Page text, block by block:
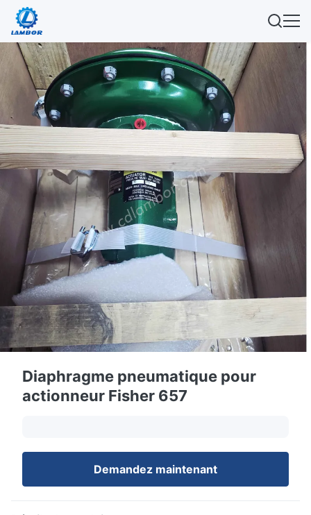
Diaphragme pneumatique pour
actionneur Fisher 657
Demandez maintenant